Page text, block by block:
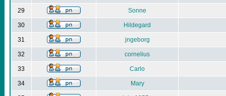
29 Sonne
30 Hildegard
31 jngeborg
32 cornelius
33 Carlo
34 Mary